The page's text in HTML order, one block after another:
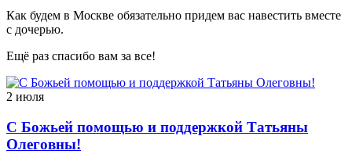
Как будем в Москве обязательно придем вас навестить вместе
с дочерью.
Ещё раз спасибо вам за все!
2 июля
С Божьей помощью и поддержкой Татьяны
Олеговны!